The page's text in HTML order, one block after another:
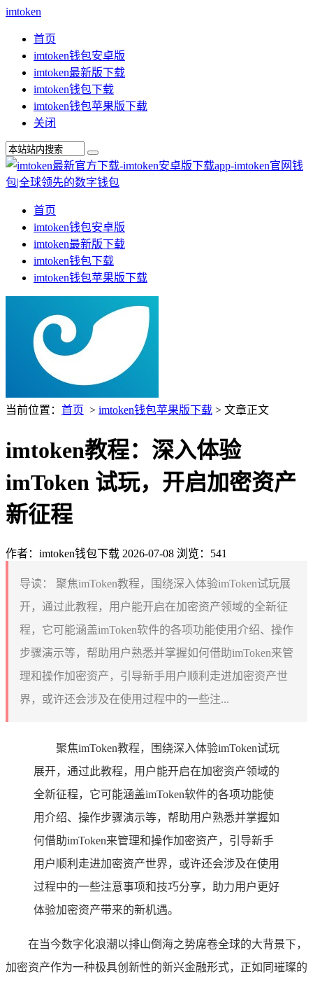
imtoken
首页
imtoken钱包安卓版
imtoken最新版下载
imtoken钱包下载
imtoken钱包苹果版下载
关闭
首页
imtoken钱包安卓版
imtoken最新版下载
imtoken钱包下载
imtoken钱包苹果版下载
当前位置： 首页 > imtoken钱包苹果版下载 > 文章正文
imtoken教程：深入体验
imToken 试玩，开启加密资产
新征程
作者：imtoken钱包下载 2026-07-08 浏览：541
导读：
聚焦imToken教程，围绕深入体验imToken试玩展
开，通过此教程，用户能开启在加密资产领域的全新征
程，它可能涵盖imToken软件的各项功能使用介绍、操作
步骤演示等，帮助用户熟悉并掌握如何借助imToken来管
理和操作加密资产，引导新手用户顺利走进加密资产世
界，或许还会涉及在使用过程中的一些注...
聚焦imToken教程，围绕深入体验imToken试玩
展开，通过此教程，用户能开启在加密资产领域的
全新征程，它可能涵盖imToken软件的各项功能使
用介绍、操作步骤演示等，帮助用户熟悉并掌握如
何借助imToken来管理和操作加密资产，引导新手
用户顺利走进加密资产世界，或许还会涉及在使用
过程中的一些注意事项和技巧分享，助力用户更好
体验加密资产带来的新机遇。
在当今数字化浪潮以排山倒海之势席卷全球的大背景下，
加密资产作为一种极具创新性的新兴金融形式，正如同璀璨的